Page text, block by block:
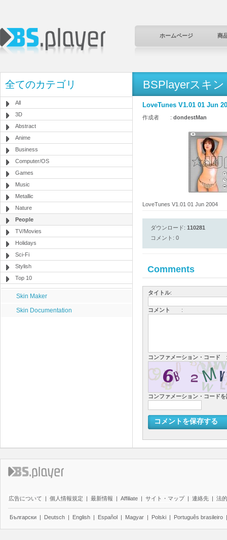
ホームページ 商
全てのカテゴリ
All
3D
Abstract
Anime
Business
Computer/OS
Games
Music
Metallic
Nature
People
TV/Movies
Holidays
Sci-Fi
Stylish
Top 10
Skin Maker
Skin Documentation
BSPlayerスキン
LoveTunes V1.01 01 Jun
作成者 : dondestMan
LoveTunes V1.01 01 Jun 2004
ダウンロード: 110281
コメント: 0
Comments
タイトル:
コメント :
コンファメーション・コード :
コンファメーション・コード
コメントを保存する
広告について | 個人情報規定 | 最新情報 | Affiliate | サイト・マップ | 連絡先 | 法
Български | Deutsch | English | Español | Magyar | Polski | Português brasileiro